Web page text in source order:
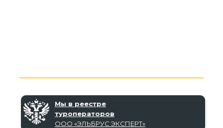
Мы в реестре
туроператоров
ООО «‎ЭЛЬБРУС ЭКСПЕРТ»‎